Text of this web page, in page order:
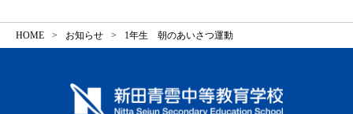
HOME お知らせ 1年生 朝のあいさつ運動